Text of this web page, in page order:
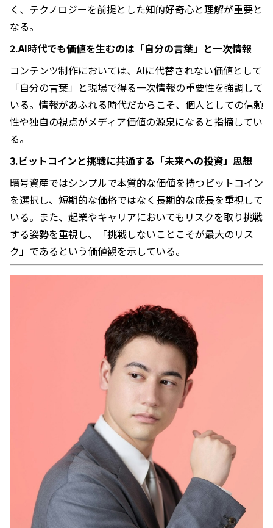
く、テクノロジーを前提とした知的好奇心と理解が重要と
なる。
2.AI時代でも価値を生むのは「自分の言葉」と一次情報
コンテンツ制作においては、AIに代替されない価値として
「自分の言葉」と現場で得る一次情報の重要性を強調して
いる。情報があふれる時代だからこそ、個人としての信頼
性や独自の視点がメディア価値の源泉になると指摘してい
る。
3.ビットコインと挑戦に共通する「未来への投資」思想
暗号資産ではシンプルで本質的な価値を持つビットコイン
を選択し、短期的な価格ではなく長期的な成長を重視して
いる。また、起業やキャリアにおいてもリスクを取り挑戦
する姿勢を重視し、「挑戦しないことこそが最大のリス
ク」であるという価値観を示している。